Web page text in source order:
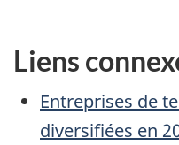
Liens
Entreprises de
diversifiées en